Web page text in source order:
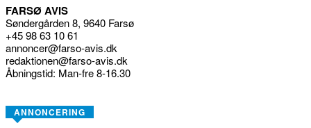
FARSØ AVIS
Søndergården 8, 9640 Farsø
+45 98 63 10 61
annoncer@farso-avis.dk
redaktionen@farso-avis.dk
Åbningstid: Man-fre 8-16.30
ANNONCERING